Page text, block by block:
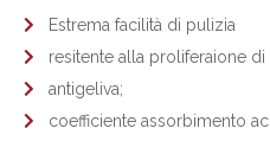
Estrema facilità di pulizia
resitente alla proliferaione
antigeliva;
coefficiente assorbimento